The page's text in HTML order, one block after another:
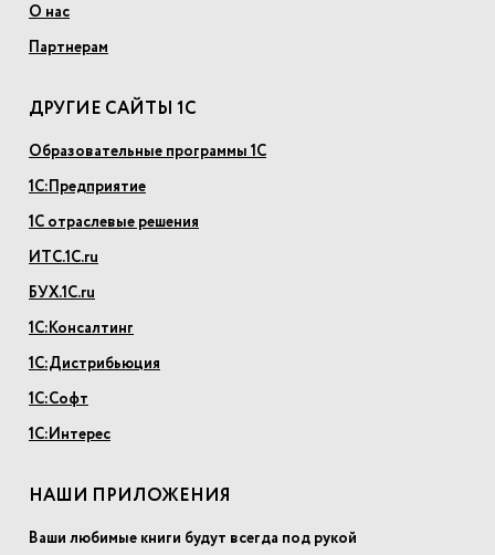
О нас
Партнерам
ДРУГИЕ САЙТЫ 1С
Образовательные программы 1С
1С:Предприятие
1С отраслевые решения
ИТС.1С.ru
БУХ.1С.ru
1С:Консалтинг
1С:Дистрибьюция
1С:Софт
1С:Интерес
НАШИ ПРИЛОЖЕНИЯ
Ваши любимые книги будут всегда под рукой